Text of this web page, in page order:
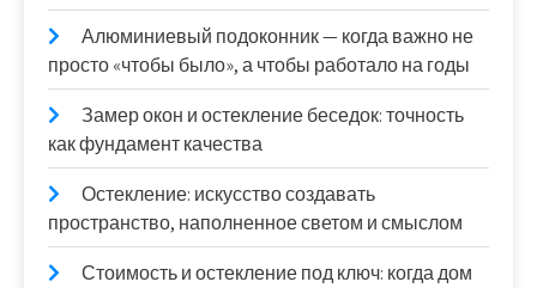
Алюминиевый подоконник — когда важно не
просто «чтобы было», а чтобы работало на годы
Замер окон и остекление беседок: точность
как фундамент качества
Остекление: искусство создавать
пространство, наполненное светом и смыслом
Стоимость и остекление под ключ: когда дом